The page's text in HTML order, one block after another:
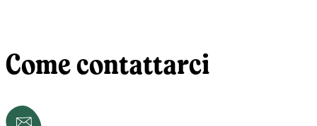
Ti porto al ParCo
Come contattarci